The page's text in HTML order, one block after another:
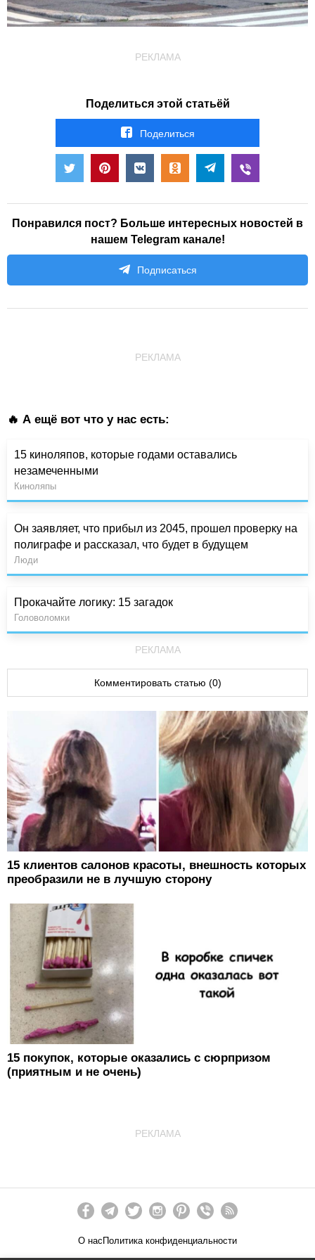
РЕКЛАМА
Поделиться этой статьёй
Поделиться
Понравился пост? Больше интересных новостей в
нашем Telegram канале!
Подписаться
РЕКЛАМА
🔥 А ещё вот что у нас есть:
15 киноляпов, которые годами оставались
незамеченными
Киноляпы
Он заявляет, что прибыл из 2045, прошел проверку на
полиграфе и рассказал, что будет в будущем
Люди
Прокачайте логику: 15 загадок
Головоломки
РЕКЛАМА
Комментировать статью (0)
15 клиентов салонов красоты, внешность которых
преобразили не в лучшую сторону
15 покупок, которые оказались с сюрпризом
(приятным и не очень)
РЕКЛАМА
О нас Политика конфиденциальности